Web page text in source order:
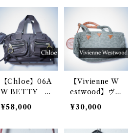
【Chloe】06A
W BETTY レ
ザーハンドバッ
グ
¥58,000
【Vivienne W
estwood】ヴ
ィヴィアンウエ
ストウッド AC
¥30,000